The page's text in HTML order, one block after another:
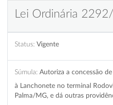
Lei Ordinária
Status: Vigente
Súmula: Autoriza a concessão
à Lanchonete no terminal
Palma/MG, e dá outras